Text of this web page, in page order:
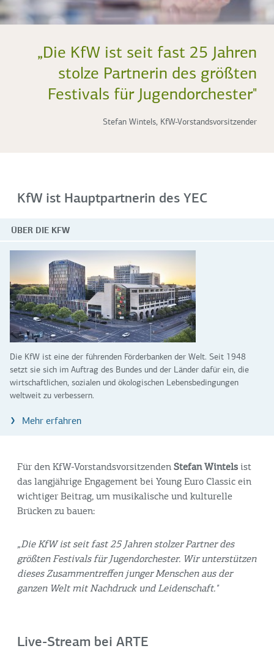
„Die KfW ist seit fast 25 Jahren
stolze Partnerin des größten
Festivals für Jugendorchester"
Stefan Wintels, KfW-Vorstandsvorsitzender
KfW ist Hauptpartnerin des YEC
ÜBER DIE KFW
Die KfW ist eine der führenden Förderbanken der Welt. Seit 1948
setzt sie sich im Auftrag des Bundes und der Länder dafür ein, die
wirtschaftlichen, sozialen und ökologischen Lebensbedingungen
weltweit zu verbessern.
Mehr erfahren
Für den KfW-Vorstandsvorsitzenden Stefan Wintels ist
das langjährige Engagement bei Young Euro Classic ein
wichtiger Beitrag, um musikalische und kulturelle
Brücken zu bauen:
„Die KfW ist seit fast 25 Jahren stolzer Partner des
größten Festivals für Jugendorchester. Wir unterstützen
dieses Zusammentreffen junger Menschen aus der
ganzen Welt mit Nachdruck und Leidenschaft."
Live-Stream bei ARTE